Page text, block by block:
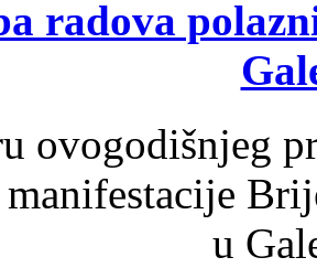
radova
ovogodišnjeg
manifestacije
u